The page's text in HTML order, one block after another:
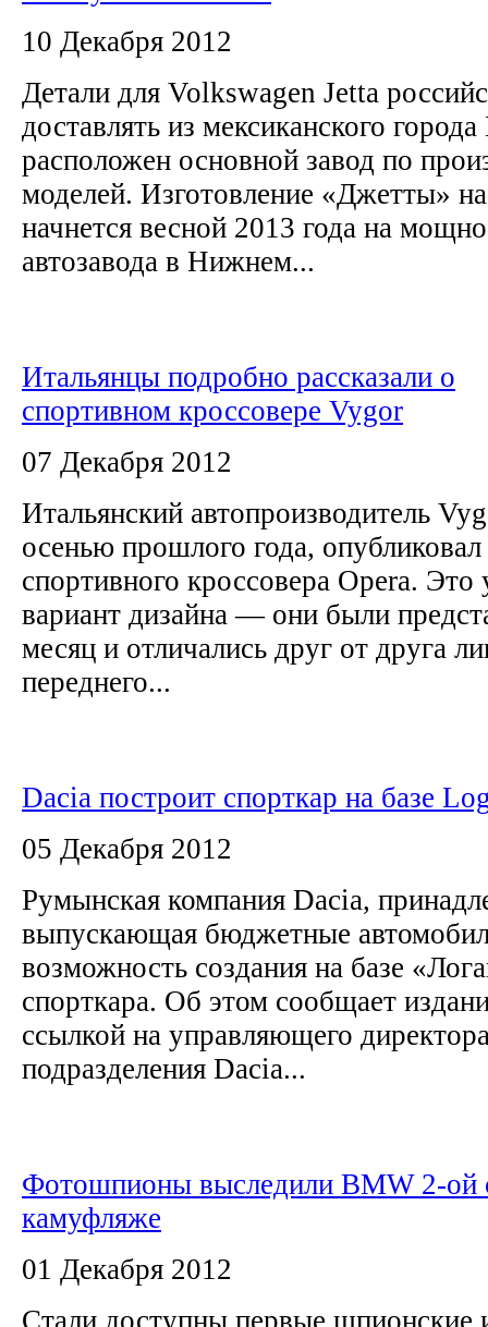
10 Декабря 2012
Детали для Volkswagen Jetta
доставлять из мексиканского
расположен основной завод по
моделей. Изготовление «Джетты»
начнется весной 2013 года на
автозавода в Нижнем...
Итальянцы подробно рассказали о
спортивном кроссовере Vygor
07 Декабря 2012
Итальянский автопроизводитель
осенью прошлого года,
спортивного кроссовера Opera. Это
вариант дизайна — они были
месяц и отличались друг от друга
переднего...
Dacia построит спорткар на базе
05 Декабря 2012
Румынская компания Dacia,
выпускающая бюджетные
возможность создания на базе
спорткара. Об этом сообщает
ссылкой на управляющего
подразделения Dacia...
Фотошпионы выследили BMW 2-ой
камуфляже
01 Декабря 2012
Стали доступны первые шпионские